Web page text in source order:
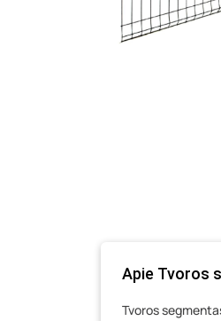
Apie Tvoros
Tvoros